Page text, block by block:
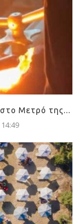
Μετρό της...